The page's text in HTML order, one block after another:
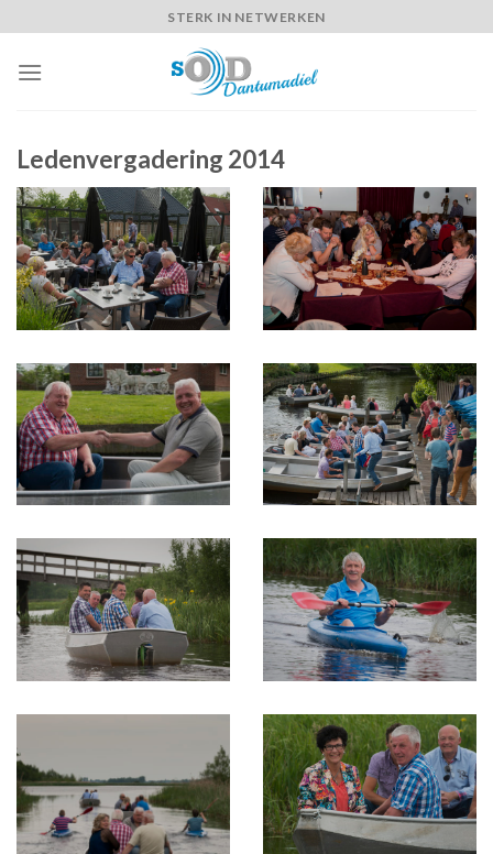
to
content
STERK IN NETWERKEN
Ledenvergadering 2014